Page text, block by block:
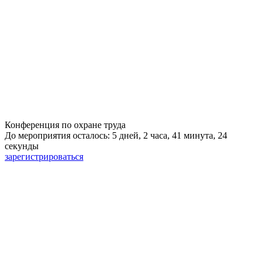
Конференция по охране труда
До мероприятия осталось: 5 дней, 2 часа, 41 минута, 23
секунды
зарегистрироваться